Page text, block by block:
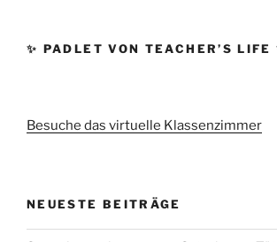
✨ PADLET VON TEACHER’S LIFE
Besuche das virtuelle Klassenzimmer
NEUESTE BEITRÄGE